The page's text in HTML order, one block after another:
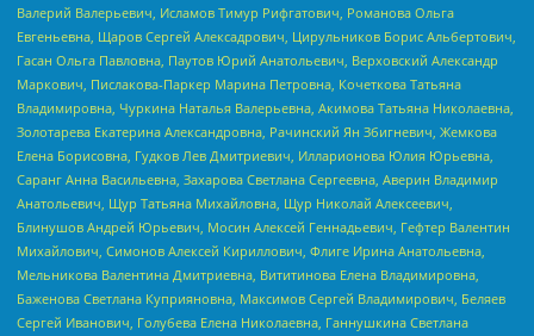
Валерий Валерьевич, Исламов Тимур Рифгатович, Романова Ольга
Евгеньевна, Щаров Сергей Алексадрович, Цирульников Борис Альбертович,
Гасан Ольга Павловна, Паутов Юрий Анатольевич, Верховский Александр
Маркович, Пислакова-Паркер Марина Петровна, Кочеткова Татьяна
Владимировна, Чуркина Наталья Валерьевна, Акимова Татьяна Николаевна,
Золотарева Екатерина Александровна, Рачинский Ян Збигневич, Жемкова
Елена Борисовна, Гудков Лев Дмитриевич, Илларионова Юлия Юрьевна,
Саранг Анна Васильевна, Захарова Светлана Сергеевна, Аверин Владимир
Анатольевич, Щур Татьяна Михайловна, Щур Николай Алексеевич,
Блинушов Андрей Юрьевич, Мосин Алексей Геннадьевич, Гефтер Валентин
Михайлович, Симонов Алексей Кириллович, Флиге Ирина Анатольевна,
Мельникова Валентина Дмитриевна, Вититинова Елена Владимировна,
Баженова Светлана Куприяновна, Максимов Сергей Владимирович, Беляев
Сергей Иванович, Голубева Елена Николаевна, Ганнушкина Светлана